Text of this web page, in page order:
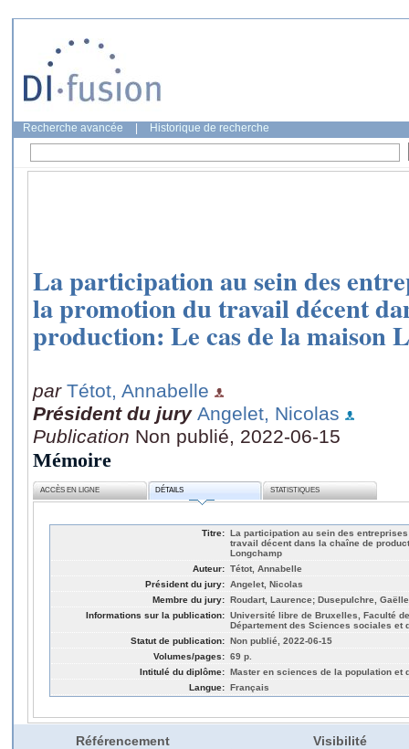
Recherche avancée Historique de recherche
La participation au sein des
la promotion du travail décent
production: Le cas de la maison
par Tétot, Annabelle
Président du jury Angelet, Nicolas
Publication Non publié, 2022-06-15
Mémoire
ACCÈS EN LIGNE DÉTAILS STATISTIQUES
Titre: La participation au sein des
travail décent dans la chaîne de
Longchamp
Auteur: Tétot, Annabelle
Président du jury: Angelet, Nicolas
Membre du jury: Roudart, Laurence; Dusepulchre, Gaëlle
Informations sur la publication: Université libre de Bruxelles, Faculté
Département des Sciences sociales et
Statut de publication: Non publié, 2022-06-15
Volumes/pages: 69 p.
Intitulé du diplôme: Master en sciences de la population et
Langue: Français
Référencement Visibilité